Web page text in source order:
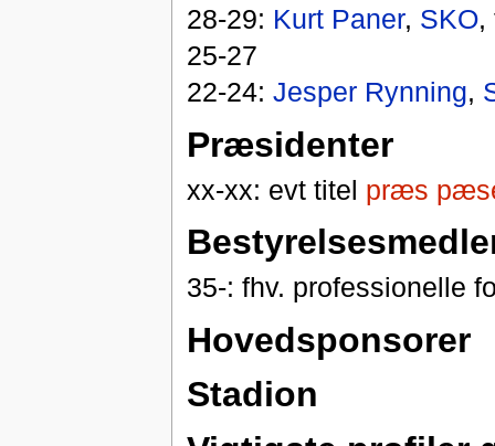
28-29: Kurt Paner, SKO,
25-27
22-24: Jesper Rynning,
Præsidenter
xx-xx: evt titel præs
35-: fhv. professionelle
Hovedsponsorer
Stadion